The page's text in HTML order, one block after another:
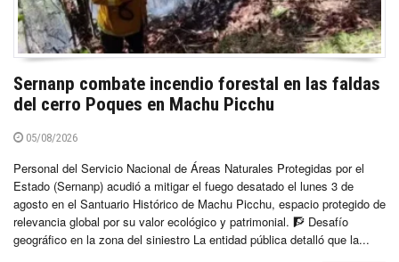
Sernanp combate incendio forestal en las faldas
del cerro Poques en Machu Picchu
05/08/2026
Personal del Servicio Nacional de Áreas Naturales Protegidas por el
Estado (Sernanp) acudió a mitigar el fuego desatado el lunes 3 de
agosto en el Santuario Histórico de Machu Picchu, espacio protegido de
relevancia global por su valor ecológico y patrimonial. 🧗 Desafío
geográfico en la zona del siniestro La entidad pública detalló que la...